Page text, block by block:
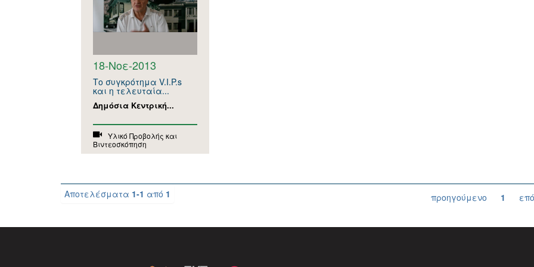
18-Νοε-2013
Το συγκρότημα V.I.P.s
και η τελευταία...
Δημόσια Κεντρική...
Υλικό Προβολής και
Βιντεοσκόπηση
Αποτελέσματα 1-1 από 1 προηγούμενο 1